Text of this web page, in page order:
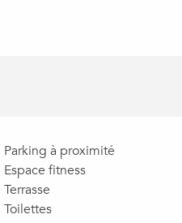
Parking à proximité
Espace fitness
Terrasse
Toilettes